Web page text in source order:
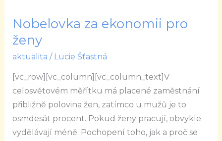
Nobelovka za ekonomii pro
ženy
aktualita / Lucie Šťastná
[vc_row][vc_column][vc_column_text]V
celosvětovém měřítku má placené zaměstnání
přibližně polovina žen, zatímco u mužů je to
osmdesát procent. Pokud ženy pracují, obvykle
vydělávají méně. Pochopení toho, jak a proč se
Nobelovka
za
ekonomii
ženy